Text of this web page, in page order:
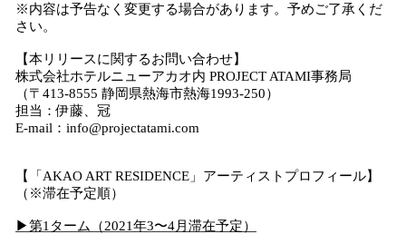
※内容は予告なく変更する場合があります。予めご了承くだ
さい。
【本リリースに関するお問い合わせ】
株式会社ホテルニューアカオ内 PROJECT ATAMI事務局
（〒413-8555 静岡県熱海市熱海1993-250）
担当：伊藤、冠
E-mail：info@projectatami.com
【「AKAO ART RESIDENCE」アーティストプロフィール】
（※滞在予定順）
▶︎第1ターム（2021年3〜4月滞在予定）